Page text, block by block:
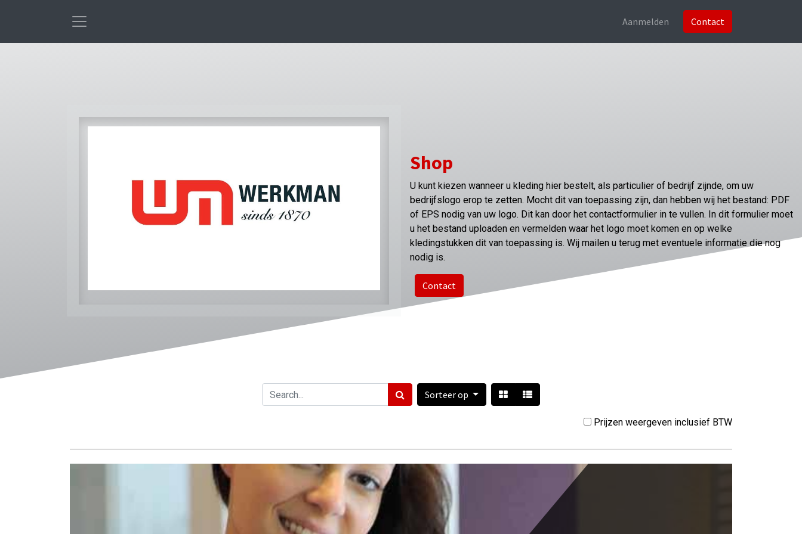
Aanmelden Contact
Shop
U kunt kiezen wanneer u kleding hier bestelt, als particulier of bedrijf zijnde, om uw
bedrijfslogo erop te zetten. Mocht dit van toepassing zijn, dan hebben wij het bestand: PDF
of EPS nodig van uw logo. Dit kan door het contactformulier in te vullen. In dit formulier moet
u het bestand uploaden en vermelden waar het logo moet komen en op welke
kledingstukken dit van toepassing is. Wij mailen u terug met eventuele informatie die nog
nodig is.
Contact
Sorteer op
Prijzen weergeven inclusief BTW